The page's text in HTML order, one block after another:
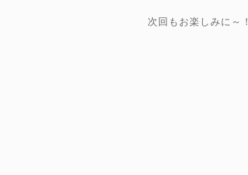
次回もお楽しみに～！